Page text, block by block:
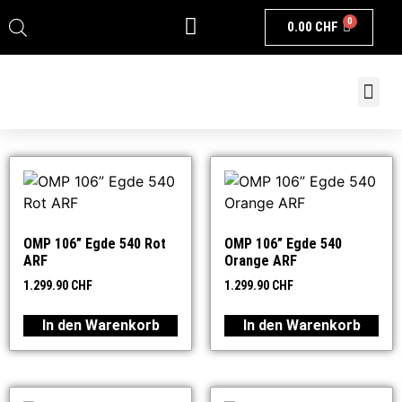
0.00 CHF 0
OMP 106” Egde 540 Rot
ARF
1.299.90 CHF
In den Warenkorb
OMP 106” Egde 540
Orange ARF
1.299.90 CHF
In den Warenkorb